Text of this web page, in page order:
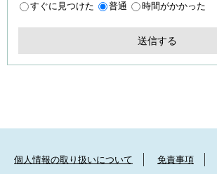
すぐに見つけた 普通 時間がかかった
個人情報の取り扱いについて 免責事項